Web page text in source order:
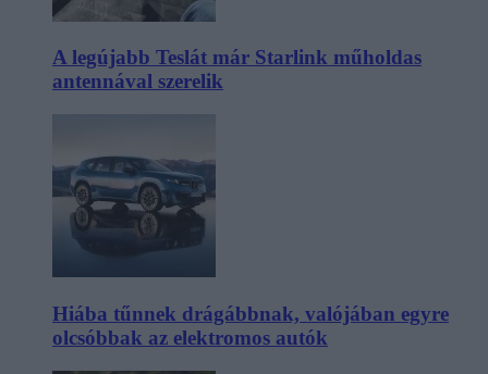
A legújabb Teslát már Starlink műholdas
antennával szerelik
Hiába tűnnek drágábbnak, valójában egyre
olcsóbbak az elektromos autók